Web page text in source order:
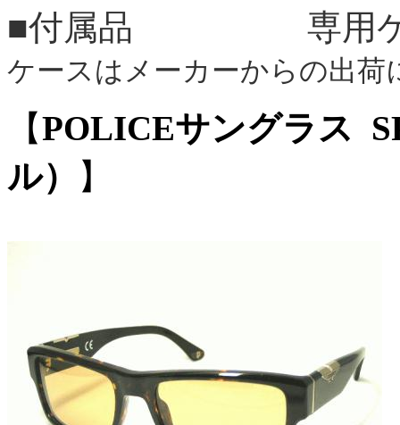
■付属品 専用ケ
ケースはメーカーからの出
【POLICEサングラス
ル）
】